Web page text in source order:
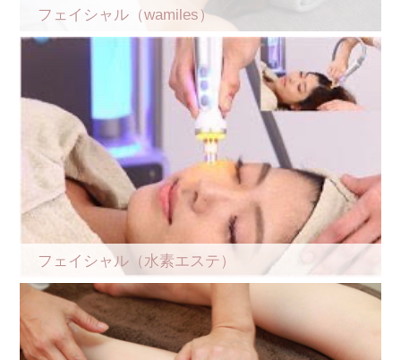
フェイシャル（wamiles）
フェイシャル（水素エステ）